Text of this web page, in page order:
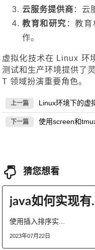
云服务提供商 ：云
教育和研究 ：教
作。
虚拟化技术在 Linux 环
测试和生产环境提供了
T 领域扮演重要角色。
上一篇 Linux环境下的虚
下一篇 使用screen和
猜您想看
java
使用插入排序实...
2023年07月22日